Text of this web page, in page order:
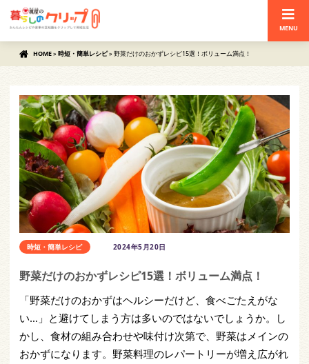
MENU
HOME» 時短・簡単レシピ» 野菜だけのおかずレシピ15選！ボリューム満点！
時短・簡単レシピ 2024年5月20日
野菜だけのおかずレシピ15選！ボリューム満点！
「野菜だけのおかずはヘルシーだけど、食べごたえがな
い…」と避けてしまう方は多いのではないでしょうか。し
かし、食材の組み合わせや味付け次第で、野菜はメインの
おかずになります。野菜料理のレパートリーが増え広がれ